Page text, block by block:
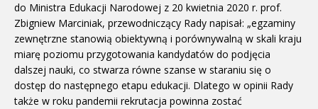
do Ministra Edukacji Narodowej z 20 kwietnia 2020 r. prof.
Zbigniew Marciniak, przewodniczący Rady napisał: „egzaminy
zewnętrzne stanowią obiektywną i porównywalną w skali kraju
miarę poziomu przygotowania kandydatów do podjęcia
dalszej nauki, co stwarza równe szanse w staraniu się o
dostęp do następnego etapu edukacji. Dlatego w opinii Rady
także w roku pandemii rekrutacja powinna zostać